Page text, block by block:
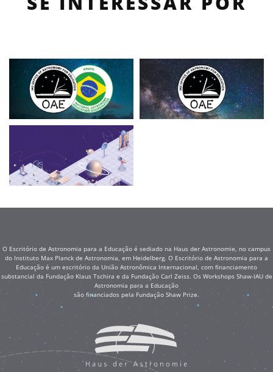
O Escritório de Astronomia para a Educação é sediado na Haus der Astronomie, no campus
do Instituto Max Planck de Astronomia, em Heidelberg. O Escritório de Astronomia para a
Educação é um escritório da União Astronômica Internacional, com financiamento
substancial da Fundação Klaus Tschira e da Fundação Carl Zeiss. Os Workshops Shaw-IAU de
Astronomia para a Educação
são financiados pela Fundação Shaw Prize.